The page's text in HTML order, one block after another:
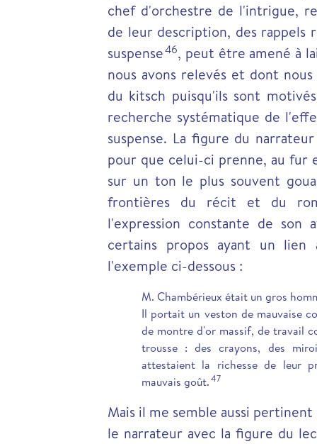
chef d'orchestre de l'intrigue,
de leur description, des rappels
suspense46, peut être amené à
nous avons relevés et dont
du kitsch puisqu'ils sont
recherche systématique de
suspense. La figure du
pour que celui-ci prenne, au fur
sur un ton le plus souvent
frontières du récit et du
l'expression constante de son
certains propos ayant un
l'exemple ci-dessous :
M. Chambérieux était un gros
Il portait un veston de mauvaise
de montre d'or massif, de travail
trousse : des crayons, des
attestaient la richesse de leur
mauvais goût.47
Mais il me semble aussi
le narrateur avec la figure du